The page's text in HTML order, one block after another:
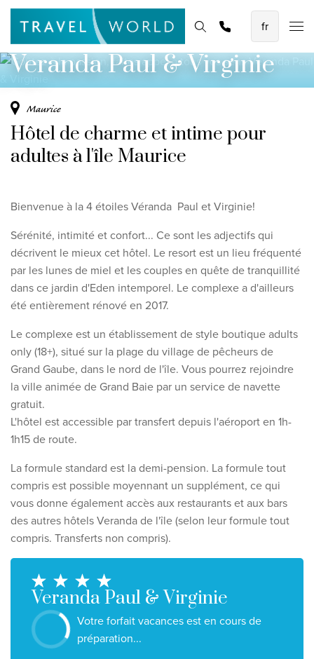
Les meilleures vacances en avion
Baoase Luxury Resort Curaçao
Lux* Grand Baie Resort Mauritius
Voir toutes les vacances en avion
Circuit de découverte des Émirats de 8 jours
Découverte du Sri Lanka
Voir tous les circuits
Lune de miel
Adultes uniquement
Luxe
Voir tous les thèmes
Les meilleures offres
IKYK Malte
Dhigali Resort Maldives
SALT of Palmar Mauritius
Voir toutes les promotions
À propos de Travelworld
Qui sommes-nous ?
Page d'accueil Destinations Thèmes Promotions
Demander une
Goûtez à la passion, faites appel à tous vos
sens
Veranda Paul & Virginie
Maurice
Hôtel de charme et intime pour
adultes à l'île Maurice
Bienvenue à la4 étoilesVéranda Paul et Virginie!
Sérénité, intimité et confort... Ce sont les adjectifs qui
décrivent le mieux cet hôtel. Le resort est un lieu fréquenté
par les lunes de miel et les couples en quête de tranquillité
dans ce jardin d'Eden intemporel. Le complexe a d'ailleurs
été entièrement rénové en 2017.
Le complexe est un établissement de style boutique adults
only (18+), situé sur la plage du village de pêcheurs de
Grand Gaube, dans le nord de l'île. Vous pourrez rejoindre
la ville animée de Grand Baie par un service de navette
gratuit.
L'hôtel est accessible par transfert depuis l'aéroport en 1h-
1h15 de route.
La formule standard est la demi-pension. La formule tout
compris est possible moyennant un supplément, ce qui
vous donne également accès aux restaurants et aux bars
des autres hôtels Veranda de l'île (selon leur formule tout
compris. Transferts non compris).
Veranda Paul & Virginie
Votre forfait vacances est en cours de
préparation...